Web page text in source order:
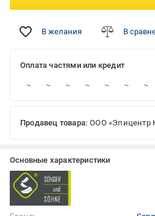
В желания В
Оплата частями или кредит
Продавец товара: ООО «Эпицентр
Основные характеристики